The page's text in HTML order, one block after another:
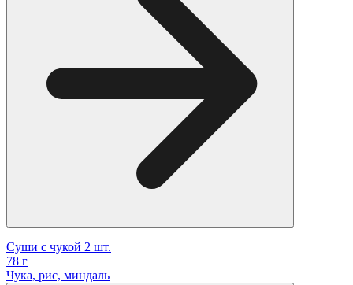
Суши с чукой 2 шт.
78 г
Чука, рис, миндаль